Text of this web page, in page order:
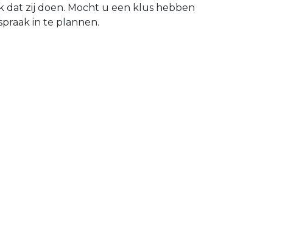
dat zij doen. Mocht u een klus hebben
in te plannen.